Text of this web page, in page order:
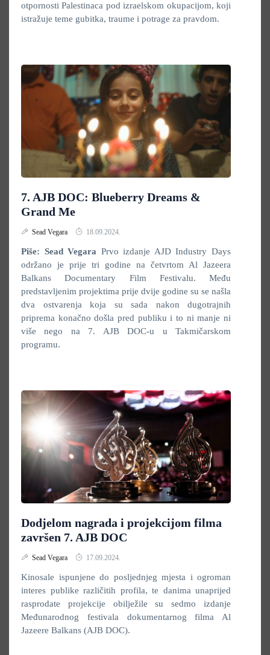
otpornosti Palestinaca pod izraelskom okupacijom, koji
istražuje teme gubitka, traume i potrage za pravdom.
7. AJB DOC: Blueberry Dreams &
Grand Me
Sead Vegara 18.09.2024.
Piše: Sead Vegara Prvo izdanje AJD Industry Days
održano je prije tri godine na četvrtom Al Jazeera
Balkans Documentary Film Festivalu. Među
predstavljenim projektima prije dvije godine su se našla
dva ostvarenja koja su sada nakon dugotrajnih
priprema konačno došla pred publiku i to ni manje ni
više nego na 7. AJB DOC-u u Takmičarskom
programu.
Dodjelom nagrada i projekcijom filma
završen 7. AJB DOC
Sead Vegara 17.09.2024.
Kinosale ispunjene do posljednjeg mjesta i ogroman
interes publike različitih profila, te danima unaprijed
rasprodate projekcije obilježile su sedmo izdanje
Međunarodnog festivala dokumentarnog filma Al
Jazeere Balkans (AJB DOC).